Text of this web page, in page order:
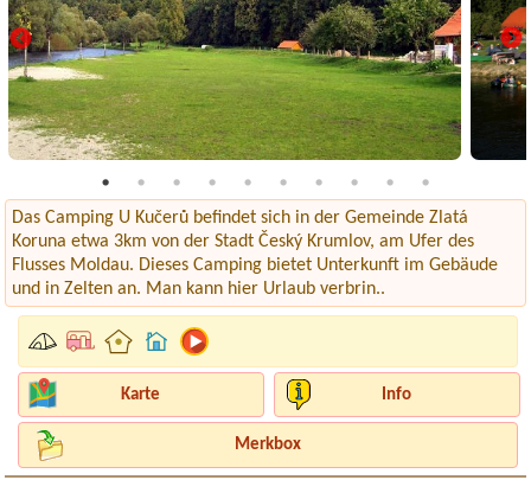
Das Camping U Kučerů befindet sich in der Gemeinde Zlatá
Koruna etwa 3km von der Stadt Český Krumlov, am Ufer des
Flusses Moldau. Dieses Camping bietet Unterkunft im Gebäude
und in Zelten an. Man kann hier Urlaub verbrin..
Karte Info
Merkbox